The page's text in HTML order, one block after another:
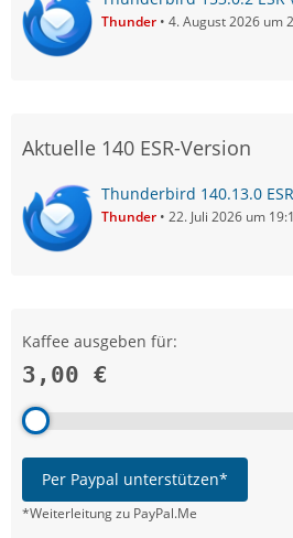
Thunder 4. August 2026 um
Aktuelle 140 ESR-Version
Thunderbird 140.13.0
Thunder 22. Juli 2026 um
Kaffee ausgeben für:
3,00 €
Per Paypal unterstützen*
*Weiterleitung zu PayPal.Me